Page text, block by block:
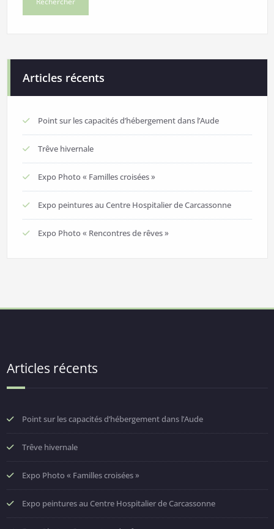
Articles récents
Point sur les capacités d’hébergement dans l’Aude
Trêve hivernale
Expo Photo « Familles croisées »
Expo peintures au Centre Hospitalier de Carcassonne
Expo Photo « Rencontres de rêves »
Articles récents
Point sur les capacités d’hébergement dans l’Aude
Trêve hivernale
Expo Photo « Familles croisées »
Expo peintures au Centre Hospitalier de Carcassonne